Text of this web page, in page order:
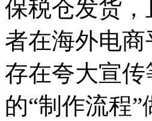
保税仓发货
者在海外电
存在夸大宣
的“制作流程